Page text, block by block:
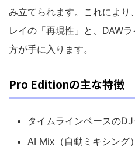
み立てられます。これによ
レイの「再現性」と、DAW
方が手に入ります。
Pro Editionの主な特徴
タイムラインベースの
AI Mix（自動ミキシング）